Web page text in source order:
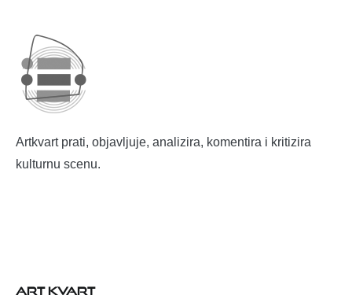
Artkvart prati, objavljuje, analizira, komentira i kritizira
kulturnu scenu.
ART KVART